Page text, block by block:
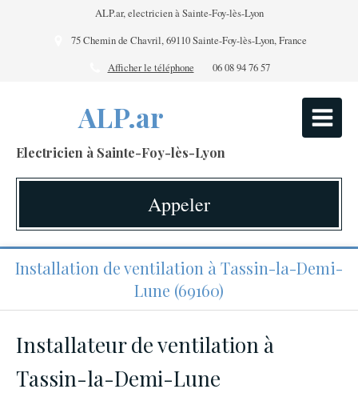
ALP.ar, electricien à Sainte-Foy-lès-Lyon
75 Chemin de Chavril, 69110 Sainte-Foy-lès-Lyon, France
Afficher le téléphone
06 08 94 76 57
ALP.ar
Electricien à Sainte-Foy-lès-Lyon
Appeler
Installation de ventilation à Tassin-la-Demi-
Lune (69160)
Installateur de ventilation à
Tassin-la-Demi-Lune